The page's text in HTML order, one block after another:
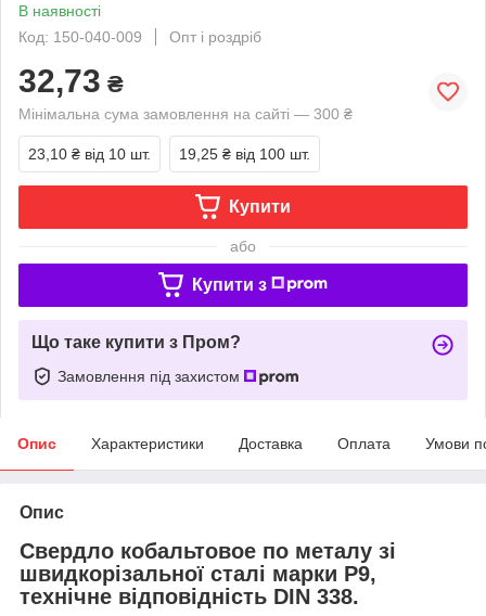
В наявності
Код: 150-040-009
Опт і роздріб
32,73 ₴
Мінімальна сума замовлення на сайті — 300 ₴
23,10 ₴ від 10 шт. 19,25 ₴ від 100 шт.
Купити
або
Купити з
Що таке купити з Пром?
Замовлення під захистом
Опис Характеристики Доставка Оплата Умови
Опис
Свердло кобальтовое по металу зі
швидкорізальної сталі марки Р9,
технічне відповідність DIN 338.